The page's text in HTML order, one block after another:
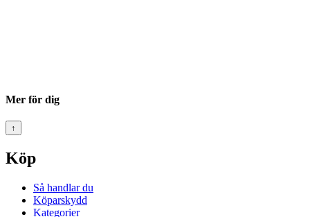
Mer för dig
↑
Köp
Så handlar du
Köparskydd
Kategorier